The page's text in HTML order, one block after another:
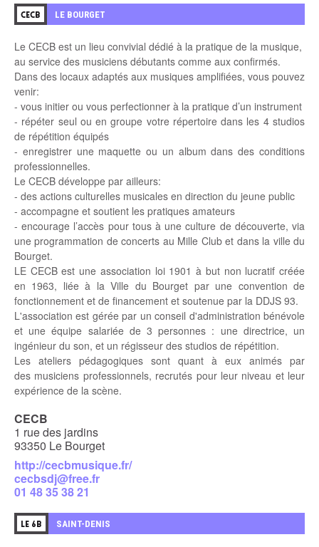
CECB LE BOURGET
Le CECB est un lieu convivial dédié à la pratique de la musique,
au service des musiciens débutants comme aux confirmés.
Dans des locaux adaptés aux musiques amplifiées, vous pouvez
venir:
- vous initier ou vous perfectionner à la pratique d’un instrument
- répéter seul ou en groupe votre répertoire dans les 4 studios
de répétition équipés
- enregistrer une maquette ou un album dans des conditions
professionnelles.
Le CECB développe par ailleurs:
- des actions culturelles musicales en direction du jeune public
- accompagne et soutient les pratiques amateurs
- encourage l’accès pour tous à une culture de découverte, via
une programmation de concerts au Mille Club et dans la ville du
Bourget.
LE CECB est une association loi 1901 à but non lucratif créée
en 1963, liée à la Ville du Bourget par une convention de
fonctionnement et de financement et soutenue par la DDJS 93.
L'association est gérée par un conseil d'administration bénévole
et une équipe salariée de 3 personnes : une directrice, un
ingénieur du son, et un régisseur des studios de répétition.
Les ateliers pédagogiques sont quant à eux animés par
des musiciens professionnels, recrutés pour leur niveau et leur
expérience de la scène.
CECB
1 rue des jardins
93350 Le Bourget
http://cecbmusique.fr/
cecbsdj@free.fr
01 48 35 38 21
LE 6B SAINT-DENIS